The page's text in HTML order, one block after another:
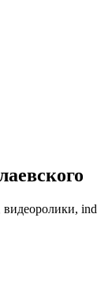
видеоролики,